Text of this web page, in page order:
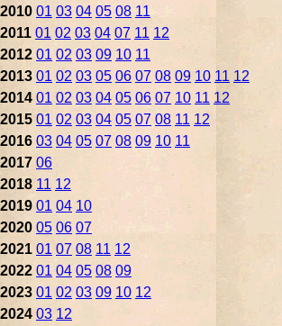
2010 01 03 04 05 08 11
2011 01 02 03 04 07 11 12
2012 01 02 03 09 10 11
2013 01 02 03 05 06 07 08 09 10 11 12
2014 01 02 03 04 05 06 07 10 11 12
2015 01 02 03 04 05 07 08 11 12
2016 03 04 05 07 08 09 10 11
2017 06
2018 11 12
2019 01 04 10
2020 05 06 07
2021 01 07 08 11 12
2022 01 04 05 08 09
2023 01 02 03 09 10 12
2024 03 12